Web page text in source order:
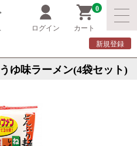
ログイン
0
カート
新規登録
ゆ味ラーメン(4袋セット)